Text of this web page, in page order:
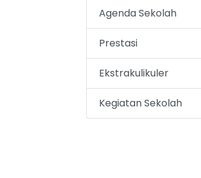
Agenda Sekolah
Prestasi
Ekstrakulikuler
Kegiatan Sekolah